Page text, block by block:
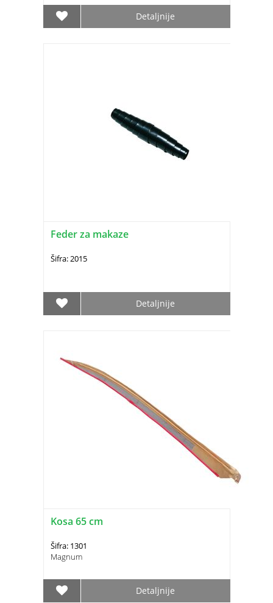
Detaljnije
Feder za makaze
Šifra: 2015
Detaljnije
Kosa 65 cm
Šifra: 1301
Magnum
Detaljnije